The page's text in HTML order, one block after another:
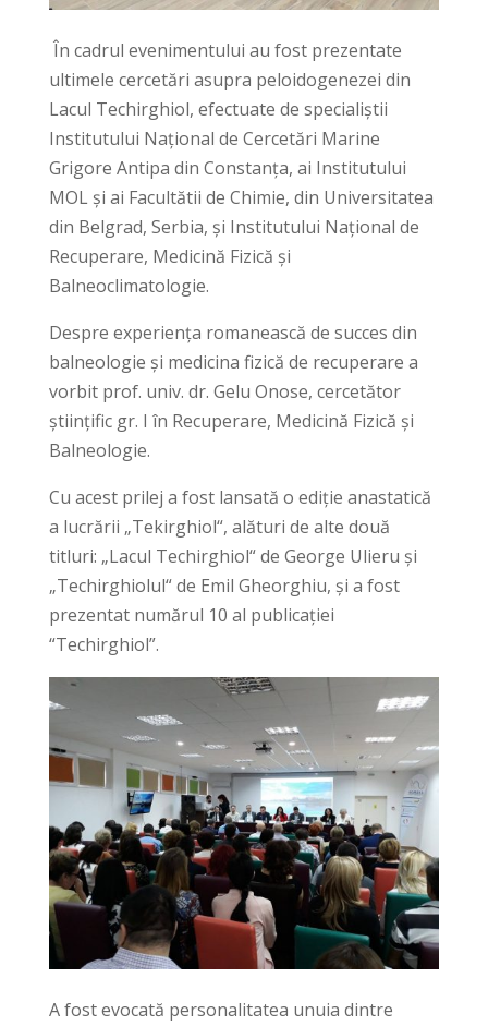
În cadrul evenimentului au fost prezentate
ultimele cercetări asupra peloidogenezei din
Lacul Techirghiol, efectuate de specialiștii
Institutului Național de Cercetări Marine
Grigore Antipa din Constanța, ai Institutului
MOL și ai Facultătii de Chimie, din Universitatea
din Belgrad, Serbia, și Institutului Național de
Recuperare, Medicină Fizică și
Balneoclimatologie.
Despre experiența romanească de succes din
balneologie și medicina fizică de recuperare a
vorbit prof. univ. dr. Gelu Onose, cercetător
științific gr. I în Recuperare, Medicină Fizică și
Balneologie.
Cu acest prilej a fost lansată o ediție anastatică
a lucrării „Tekirghiol“, alături de alte două
titluri: „Lacul Techirghiol“ de George Ulieru și
„Techirghiolul“ de Emil Gheorghiu, și a fost
prezentat numărul 10 al publicației
“Techirghiol”.
A fost evocată personalitatea unuia dintre